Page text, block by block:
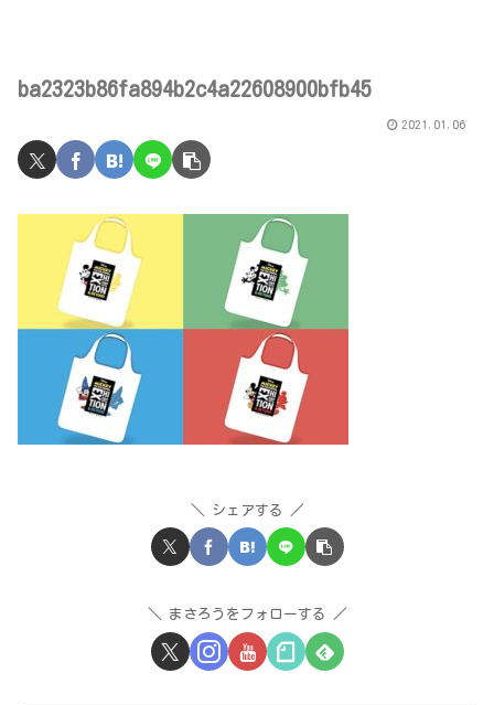
ba2323b86fa894b2c4a22608900bfb45
2021.01.06
シェアする
まさろうをフォローする